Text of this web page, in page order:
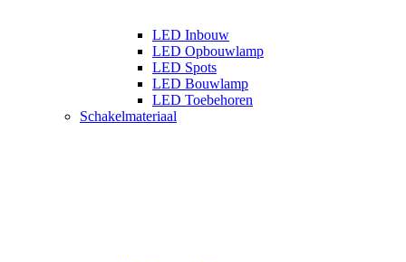
LED Inbouw
LED Opbouwlamp
LED Spots
LED Bouwlamp
LED Toebehoren
Schakelmateriaal